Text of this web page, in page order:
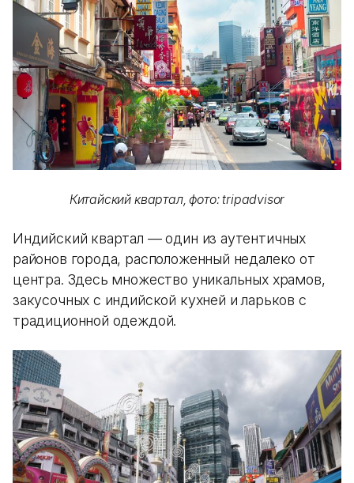
Китайский квартал, фото: tripadvisor
Индийский квартал — один из аутентичных
районов города, расположенный недалеко от
центра. Здесь множество уникальных храмов,
закусочных с индийской кухней и ларьков с
традиционной одеждой.